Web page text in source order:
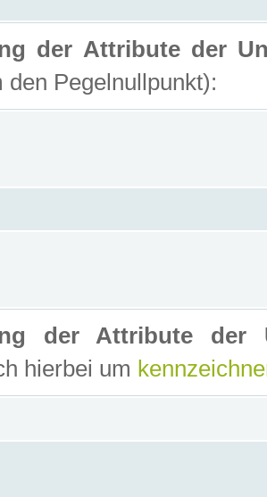
der Attribute der
den Pegelnullpunkt):
der Attribute der
hierbei um